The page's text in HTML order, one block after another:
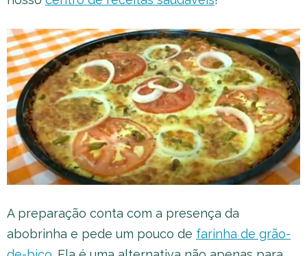
A preparação conta com a presença da
abobrinha e pede um pouco de farinha de grão-